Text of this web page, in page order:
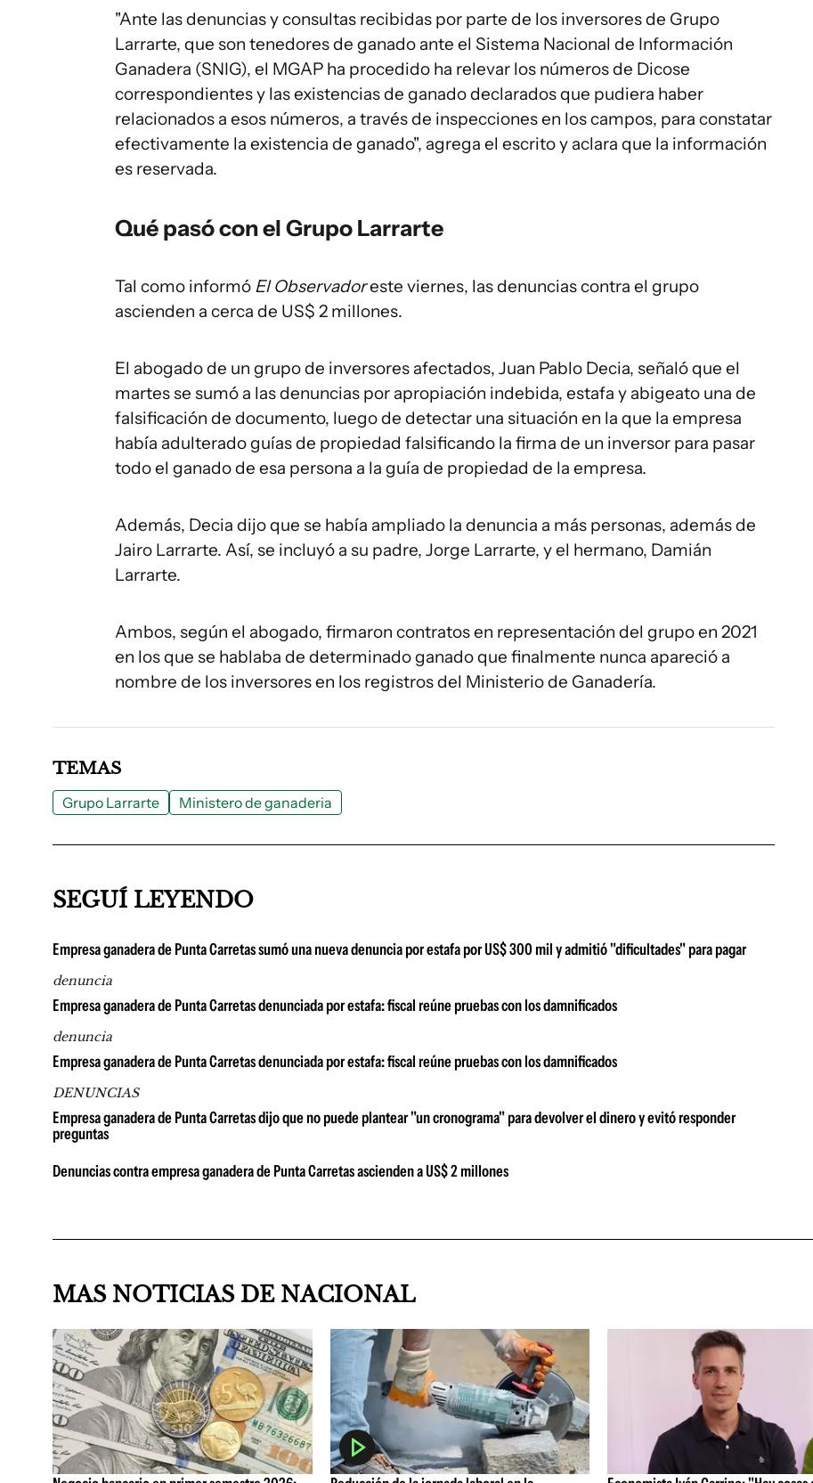
"Ante las denuncias y consultas recibidas por parte de los inversores de Grupo
Larrarte, que son tenedores de ganado ante el Sistema Nacional de Información
Ganadera (SNIG), el MGAP ha procedido ha relevar los números de Dicose
correspondientes y las existencias de ganado declarados que pudiera haber
relacionados a esos números, a través de inspecciones en los campos, para constatar
efectivamente la existencia de ganado", agrega el escrito y aclara que la información
es reservada.
Qué pasó con el Grupo Larrarte
Tal como informó El Observadoreste viernes, las denuncias contra el grupo
ascienden a cerca de US$ 2 millones.
El abogado de un grupo de inversores afectados, Juan Pablo Decia, señaló que el
martes se sumó a las denuncias por apropiación indebida, estafa y abigeato una de
falsificación de documento, luego de detectar una situación en la que la empresa
había adulterado guías de propiedad falsificando la firma de un inversor para pasar
todo el ganado de esa persona a la guía de propiedad de la empresa.
Además, Decia dijo que se había ampliado la denuncia a más personas, además de
Jairo Larrarte. Así, se incluyó a su padre, Jorge Larrarte, y el hermano, Damián
Larrarte.
Ambos, según el abogado, firmaron contratos en representación del grupo en 2021
en los que se hablaba de determinado ganado que finalmente nunca apareció a
nombre de los inversores en los registros del Ministerio de Ganadería.
TEMAS
Grupo Larrarte Ministero de ganaderia
SEGUÍ LEYENDO
Empresa ganadera de Punta Carretas sumó una nueva denuncia por estafa por US$ 300 mil y admitió "dificultades" para pagar
denuncia
Empresa ganadera de Punta Carretas denunciada por estafa: fiscal reúne pruebas con los damnificados
denuncia
Empresa ganadera de Punta Carretas denunciada por estafa: fiscal reúne pruebas con los damnificados
DENUNCIAS
Empresa ganadera de Punta Carretas dijo que no puede plantear "un cronograma" para devolver el dinero y evitó responder
preguntas
Denuncias contra empresa ganadera de Punta Carretas ascienden a US$ 2 millones
MAS NOTICIAS DE NACIONAL